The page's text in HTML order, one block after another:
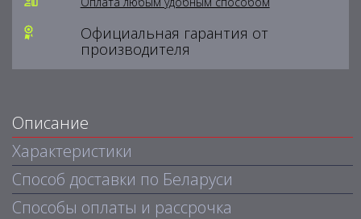
Официальная гарантия от
производителя
Описание
Характеристики
Способ доставки по Беларуси
Способы оплаты и рассрочка